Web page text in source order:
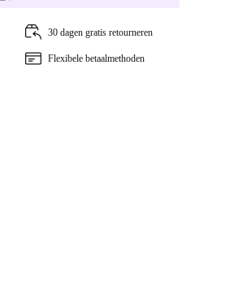
30 dagen gratis retourneren
Flexibele betaalmethoden